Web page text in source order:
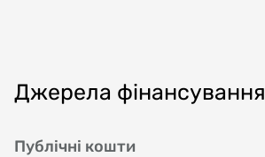
Джерела фінансування
Публічні кошти